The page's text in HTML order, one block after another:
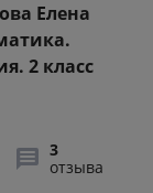
Елена
2 класс
3
отзыва